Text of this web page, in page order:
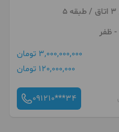
- ظفر
3,000,000,000 تومان
120,000,000 تومان
091210***34